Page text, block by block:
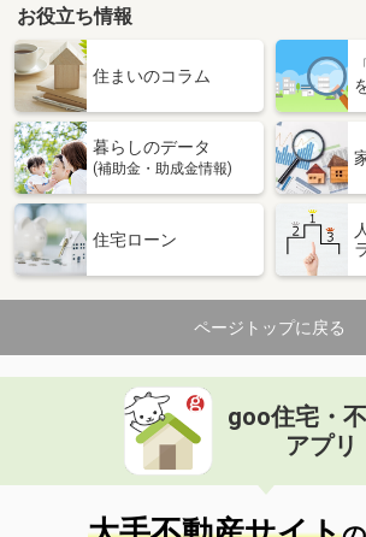
お役立ち情報
住まいのコラム
暮らしのデータ
(補助金・助成金情報)
住宅ローン
ページトップに戻る
goo住宅・
アプリ